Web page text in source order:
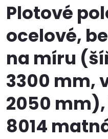
Plotové
ocelové,
na míru
3300 mm,
2050 mm),
8014